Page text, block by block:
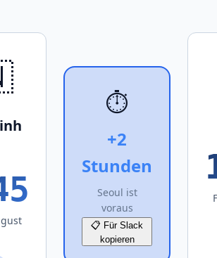
⏱️
+2
Stunden
Seoul ist
voraus
📋 Für Slack
kopieren